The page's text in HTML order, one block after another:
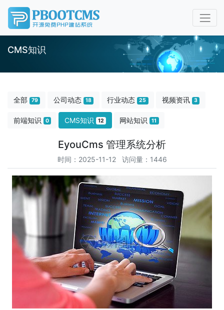
CMS知识
全部 79 公司动态 18 行业动态 25 视频资讯 3
前端知识 0 CMS知识 12 网站知识 11
EyouCms 管理系统分析
时间：2025-11-12 访问量：1446